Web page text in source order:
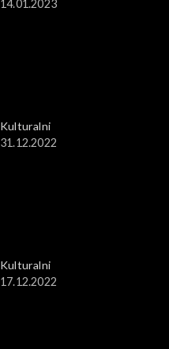
14.01.2023
Kulturalni
31.12.2022
Kulturalni
17.12.2022